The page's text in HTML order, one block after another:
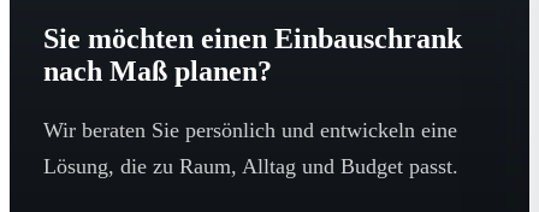
Sie möchten einen Einbauschrank
nach Maß planen?
Wir beraten Sie persönlich und entwickeln eine
Lösung, die zu Raum, Alltag und Budget passt.